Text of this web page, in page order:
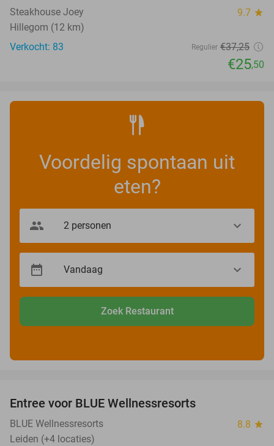
Steakhouse Joey 9.7 star
Hillegom (12 km)
Verkocht: 83
Regulier €37,25
€25,50
Voordelig spontaan uit
eten?
Zoek Restaurant
Entree voor BLUE Wellnessresorts
BLUE Wellnessresorts 8.8 star
Leiden (+4 locaties)